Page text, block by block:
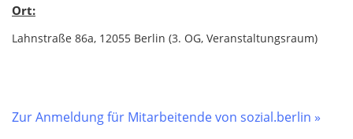
Ort:
Lahnstraße 86a, 12055 Berlin (3. OG, Veranstaltungsraum)
Zur Anmeldung für Mitarbeitende von sozial.berlin »